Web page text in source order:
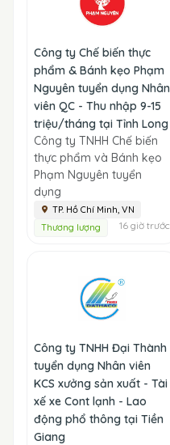
Công ty Chế biến thực
phẩm & Bánh kẹo Phạm
Nguyên tuyển dụng Nhân
viên QC - Thu nhập 9-15
triệu/tháng tại Tỉnh Long
Công ty TNHH Chế biến
thực phẩm và Bánh kẹo
Phạm Nguyên tuyển
dụng
TP. Hồ Chí Minh, VN
Thương lượng
16 giờ trước
Công ty TNHH Đại Thành
tuyển dụng Nhân viên
KCS xưởng sản xuất - Tài
xế xe Cont lạnh - Lao
động phổ thông tại Tiền
Giang